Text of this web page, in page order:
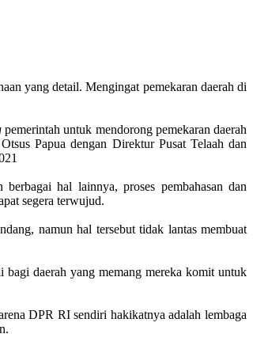
yang detail. Mengingat pemekaran daerah di
pemerintah untuk mendorong pemekaran daerah
Papua dengan Direktur Pusat Telaah dan
hal lainnya, proses pembahasan dan
segera terwujud.
namun hal tersebut tidak lantas membuat
bagi daerah yang memang mereka komit untuk
DPR RI sendiri hakikatnya adalah lembaga